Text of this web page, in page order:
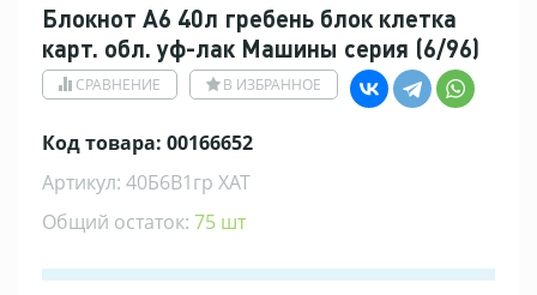
Блокнот А6 40л гребень блок клетка
карт. обл. уф-лак Машины серия (6/96)
СРАВНЕНИЕ В ИЗБРАННОЕ
Код товара: 00166652
Артикул: 40Б6В1гр ХАТ
Общий остаток: 75 шт